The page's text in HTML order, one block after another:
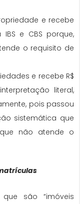
e recebe
e CBS porque,
o requisito de
e recebe R$
literal,
pois passou
sistemática que
não atende o
são “imóveis